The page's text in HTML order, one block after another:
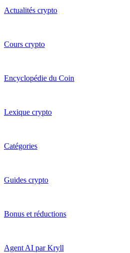
Actualités crypto
Cours crypto
Encyclopédie du Coin
Lexique crypto
Catégories
Guides crypto
Bonus et réductions
Agent AI par Kryll